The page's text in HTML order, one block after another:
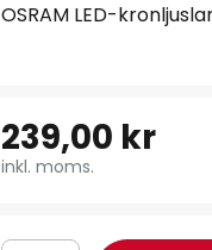
OSRAM LED-
239,00 kr
inkl. moms.